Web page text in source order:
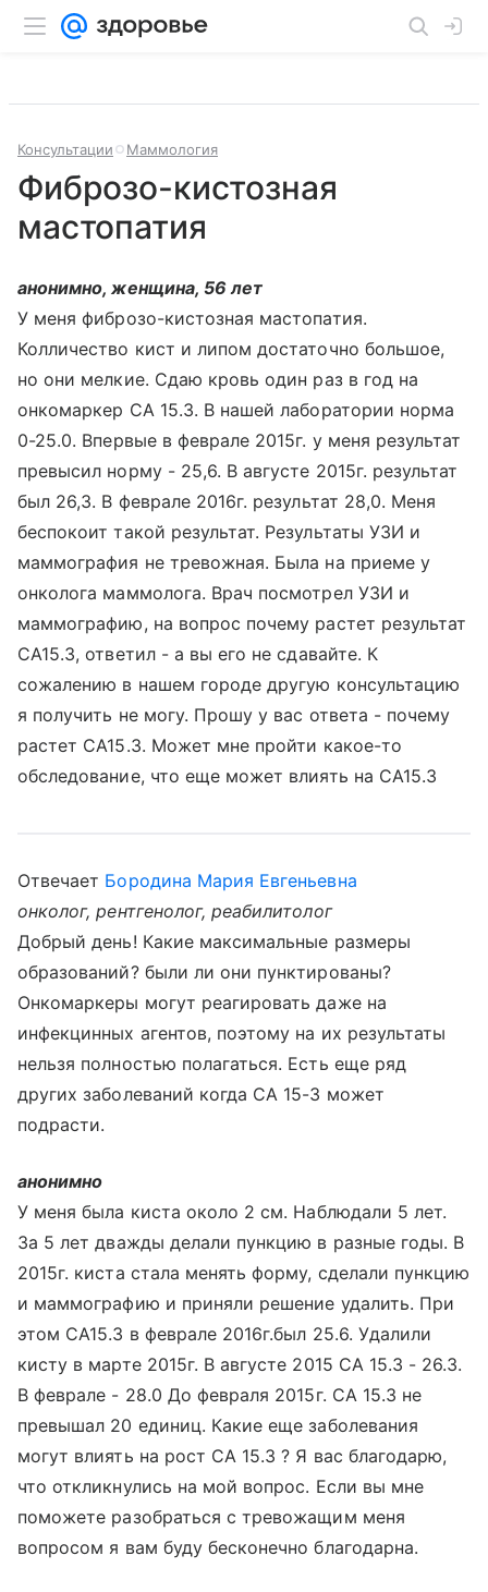
Консультации Маммология
Фиброзо-кистозная
мастопатия
анонимно, женщина, 56 лет
У меня фиброзо-кистозная мастопатия.
Колличество кист и липом достаточно большое,
но они мелкие. Сдаю кровь один раз в год на
онкомаркер СА 15.3. В нашей лаборатории норма
0-25.0. Впервые в феврале 2015г. у меня результат
превысил норму - 25,6. В августе 2015г. результат
был 26,3. В феврале 2016г. результат 28,0. Меня
беспокоит такой результат. Результаты УЗИ и
маммография не тревожная. Была на приеме у
онколога маммолога. Врач посмотрел УЗИ и
маммографию, на вопрос почему растет результат
СА15.3, ответил - а вы его не сдавайте. К
сожалению в нашем городе другую консультацию
я получить не могу. Прошу у вас ответа - почему
растет СА15.3. Может мне пройти какое-то
обследование, что еще может влиять на СА15.3
Отвечает Бородина Мария Евгеньевна
онколог, рентгенолог, реабилитолог
Добрый день! Какие максимальные размеры
образований? были ли они пунктированы?
Онкомаркеры могут реагировать даже на
инфекцинных агентов, поэтому на их результаты
нельзя полностью полагаться. Есть еще ряд
других заболеваний когда СА 15-3 может
подрасти.
анонимно
У меня была киста около 2 см. Наблюдали 5 лет.
За 5 лет дважды делали пункцию в разные годы. В
2015г. киста стала менять форму, сделали пункцию
и маммографию и приняли решение удалить. При
этом СА15.3 в феврале 2016г.был 25.6. Удалили
кисту в марте 2015г. В августе 2015 СА 15.3 - 26.3.
В феврале - 28.0 До февраля 2015г. СА 15.3 не
превышал 20 единиц. Какие еще заболевания
могут влиять на рост СА 15.3 ? Я вас благодарю,
что откликнулись на мой вопрос. Если вы мне
поможете разобраться с тревожащим меня
вопросом я вам буду бесконечно благодарна.